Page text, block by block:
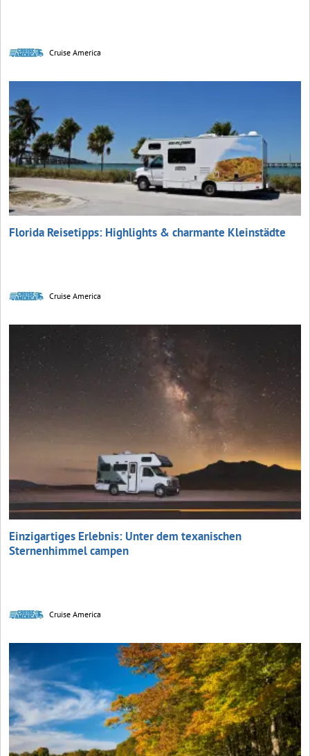
Cruise America
Florida Reisetipps: Highlights & charmante Kleinstädte
Cruise America
Einzigartiges Erlebnis: Unter dem texanischen
Sternenhimmel campen
Cruise America